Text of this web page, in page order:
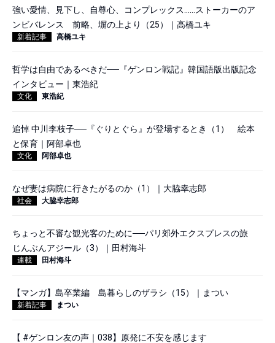
強い愛情、見下し、自尊心、コンプレックス……ストーカーのア
ンビバレンス 前略、塀の上より（25）｜高橋ユキ
新着記事 高橋ユキ
哲学は自由であるべきだ──『ゲンロン戦記』韓国語版出版記念
インタビュー｜東浩紀
文化 東浩紀
追悼 中川李枝子──『ぐりとぐら』が登場するとき（1） 絵本
と保育｜阿部卓也
文化 阿部卓也
なぜ妻は病院に行きたがるのか（1）｜大脇幸志郎
社会 大脇幸志郎
ちょっと不審な観光客のために──パリ郊外エクスプレスの旅
じんぶんアジール（3）｜田村海斗
連載 田村海斗
【マンガ】島卒業編 島暮らしのザラシ（15）｜まつい
新着記事 まつい
【 #ゲンロン友の声｜038】原発に不安を感じます